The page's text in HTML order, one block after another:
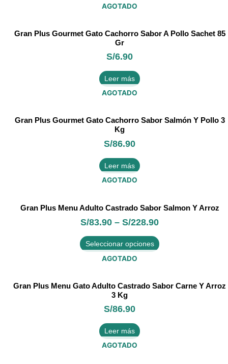
opciones
elegir
en
la
página
de
producto
AGOTADO
Gran Plus Gourmet Gato Cachorro Sabor A Pollo Sachet 85
Gr
S/6.90
Leer más
AGOTADO
Gran Plus Gourmet Gato Cachorro Sabor Salmón Y Pollo 3
Kg
S/86.90
Leer más
AGOTADO
Gran Plus Menu Adulto Castrado Sabor Salmon Y Arroz
S/83.90 –S/228.90
Seleccionar opciones
producto
tiene
variantes.
Las
pueden
elegir
en
página
de
AGOTADO
Gran Plus Menu Gato Adulto Castrado Sabor Carne Y Arroz
3 Kg
S/86.90
Leer más
AGOTADO